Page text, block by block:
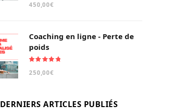
sur 5
450,00€
Coaching en ligne - Perte de
poids
sur 5
250,00€
DERNIERS ARTICLES PUBLIÉS